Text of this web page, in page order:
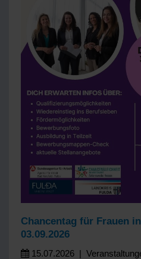
Chancentag für Frauen
03.09.2026
15.07.2026 |